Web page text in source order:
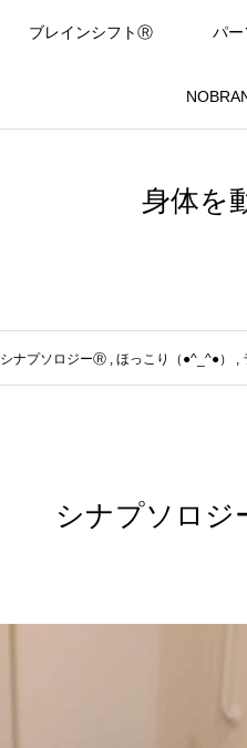
ブレインシフトⓇ パー
身体を
シナプソロジーⓇ , ほっこり（●^_^●） ,
シナプソロ